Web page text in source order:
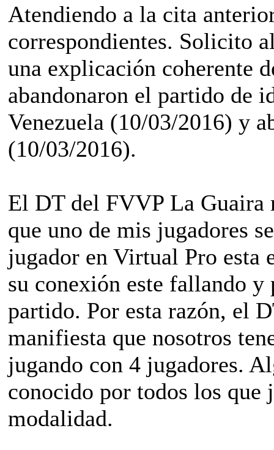
Atendiendo a la cita
correspondientes. Solicito
una explicación coherente
abandonaron el partido de
Venezuela (10/03/2016) y
(10/03/2016).
El DT del FVVP La Guaira
que uno de mis jugadores
jugador en Virtual Pro esta
su conexión este fallando y
partido. Por esta razón, el
manifiesta que nosotros
jugando con 4 jugadores.
conocido por todos los que
modalidad.